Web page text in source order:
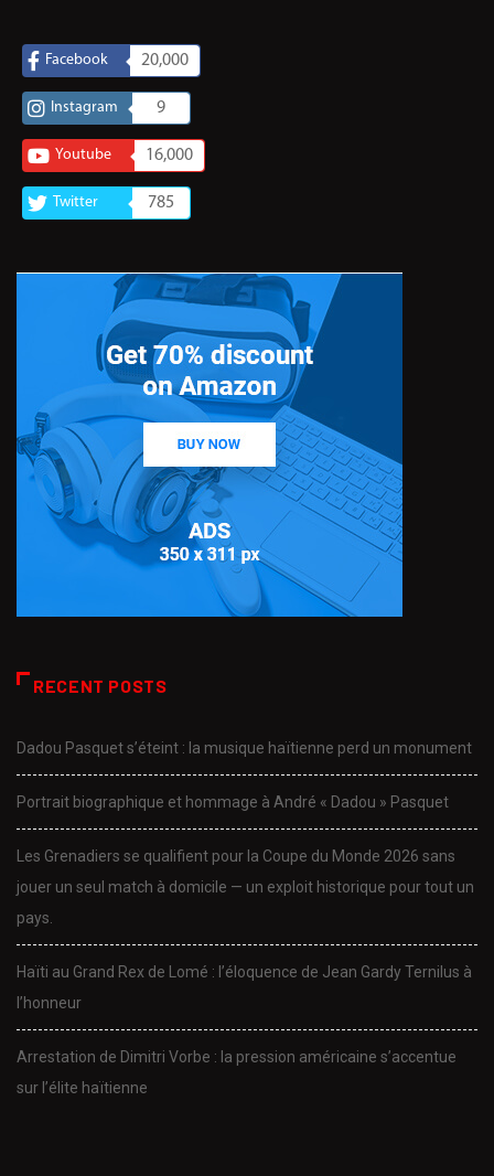
Facebook 20,000
Instagram 9
Youtube 16,000
Twitter 785
RECENT POSTS
Dadou Pasquet s’éteint : la musique haïtienne perd un monument
Portrait biographique et hommage à André « Dadou » Pasquet
Les Grenadiers se qualifient pour la Coupe du Monde 2026 sans
jouer un seul match à domicile — un exploit historique pour tout un
pays.
Haïti au Grand Rex de Lomé : l’éloquence de Jean Gardy Ternilus à
l’honneur
Arrestation de Dimitri Vorbe : la pression américaine s’accentue
sur l’élite haïtienne